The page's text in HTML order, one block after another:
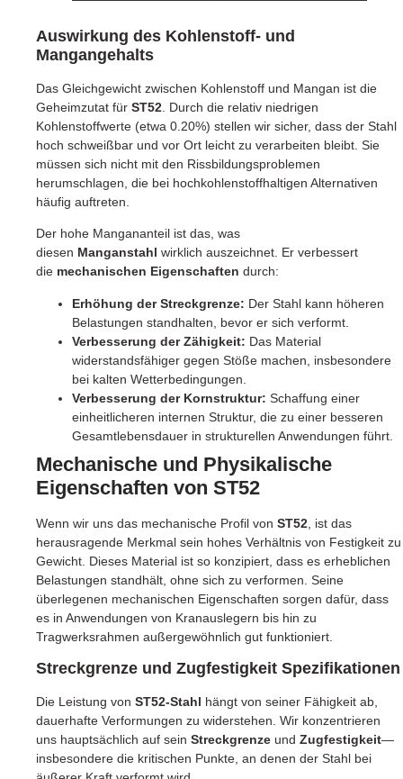
Auswirkung des Kohlenstoff- und
Mangangehalts
Das Gleichgewicht zwischen Kohlenstoff und Mangan ist die
Geheimzutat für ST52 . Durch die relativ niedrigen
Kohlenstoffwerte (etwa 0.20%) stellen wir sicher, dass der Stahl
hoch schweißbar und vor Ort leicht zu verarbeiten bleibt. Sie
müssen sich nicht mit den Rissbildungsproblemen
herumschlagen, die bei hochkohlenstoffhaltigen Alternativen
häufig auftreten.
Der hohe Mangananteil ist das, was
diesen Manganstahl wirklich auszeichnet. Er verbessert
die mechanischen Eigenschaften durch:
Erhöhung der Streckgrenze: Der Stahl kann höheren
Belastungen standhalten, bevor er sich verformt.
Verbesserung der Zähigkeit: Das Material
widerstandsfähiger gegen Stöße machen, insbesondere
bei kalten Wetterbedingungen.
Verbesserung der Kornstruktur: Schaffung einer
einheitlicheren internen Struktur, die zu einer besseren
Gesamtlebensdauer in strukturellen Anwendungen führt.
Mechanische und Physikalische
Eigenschaften von ST52
Wenn wir uns das mechanische Profil von ST52 , ist das
herausragende Merkmal sein hohes Verhältnis von Festigkeit zu
Gewicht. Dieses Material ist so konzipiert, dass es erheblichen
Belastungen standhält, ohne sich zu verformen. Seine
überlegenen mechanischen Eigenschaften sorgen dafür, dass
es in Anwendungen von Kranauslegern bis hin zu
Tragwerksrahmen außergewöhnlich gut funktioniert.
Streckgrenze und Zugfestigkeit Spezifikationen
Die Leistung von ST52-Stahl hängt von seiner Fähigkeit ab,
dauerhafte Verformungen zu widerstehen. Wir konzentrieren
uns hauptsächlich auf sein Streckgrenze und Zugfestigkeit—
insbesondere die kritischen Punkte, an denen der Stahl bei